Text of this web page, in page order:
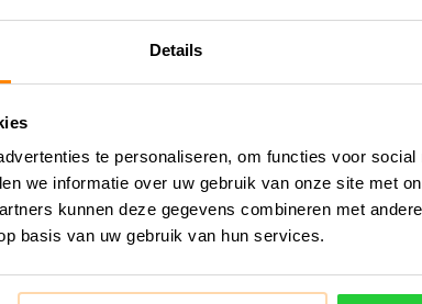
Details
te personaliseren, om functies voor social
we informatie over uw gebruik van onze site met
kunnen deze gegevens combineren met
basis van uw gebruik van hun services.